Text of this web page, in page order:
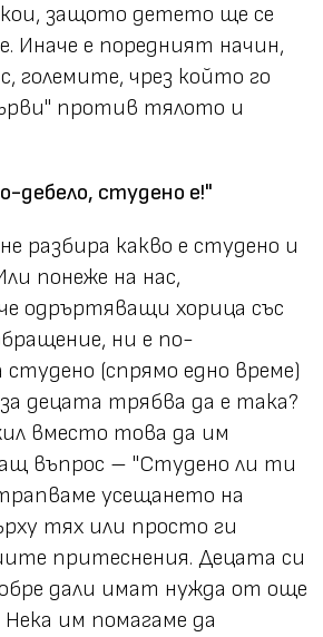
защото детето ще се
Иначе е поредният начин,
големите, чрез който го
против тялото и
дебело, студено е!"
разбира какво е студено и
понеже на нас,
одръртяващи хорица със
ни е по-
(спрямо едно време)
децата трябва да е така?
вместо това да им
въпрос – "Студено ли ти
усещането на
тях или просто ги
притеснения. Децата си
дали имат нужда от още
Нека им помагаме да